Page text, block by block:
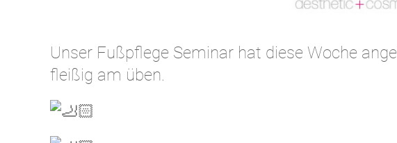
Unser Fußpflege Seminar hat diese Woche
fleißig am üben.